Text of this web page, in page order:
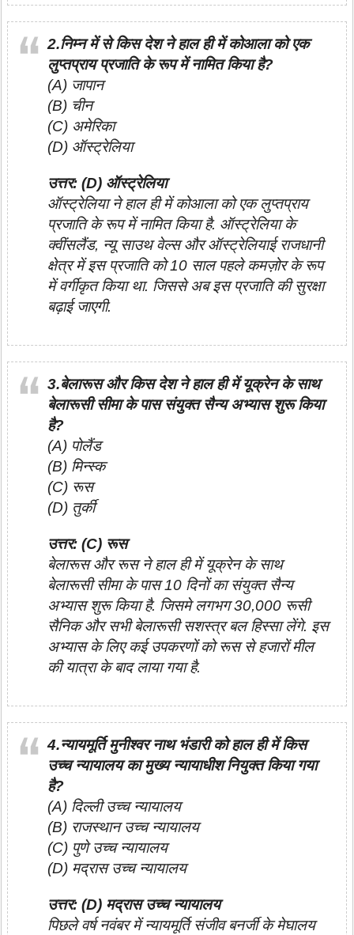
2.निम्न में से किस देश ने हाल ही में कोआला को एक
लुप्तप्राय प्रजाति के रूप में नामित किया है?
(A) जापान
(B) चीन
(C) अमेरिका
(D) ऑस्ट्रेलिया
उत्तर: (D) ऑस्ट्रेलिया
ऑस्ट्रेलिया ने हाल ही में कोआला को एक लुप्तप्राय
प्रजाति के रूप में नामित किया है. ऑस्ट्रेलिया के
क्वींसलैंड, न्यू साउथ वेल्स और ऑस्ट्रेलियाई राजधानी
क्षेत्र में इस प्रजाति को 10 साल पहले कमज़ोर के रूप
में वर्गीकृत किया था. जिससे अब इस प्रजाति की सुरक्षा
बढ़ाई जाएगी.
3.बेलारूस और किस देश ने हाल ही में यूक्रेन के साथ
बेलारूसी सीमा के पास संयुक्त सैन्य अभ्यास शुरू किया
है?
(A) पोलैंड
(B) मिन्स्क
(C) रूस
(D) तुर्की
उत्तर: (C) रूस
बेलारूस और रूस ने हाल ही में यूक्रेन के साथ
बेलारूसी सीमा के पास 10 दिनों का संयुक्त सैन्य
अभ्यास शुरू किया है. जिसमे लगभग 30,000 रूसी
सैनिक और सभी बेलारूसी सशस्त्र बल हिस्सा लेंगे. इस
अभ्यास के लिए कई उपकरणों को रूस से हजारों मील
की यात्रा के बाद लाया गया है.
4.न्यायमूर्ति मुनीश्वर नाथ भंडारी को हाल ही में किस
उच्च न्यायालय का मुख्य न्यायाधीश नियुक्त किया गया
है?
(A) दिल्ली उच्च न्यायालय
(B) राजस्थान उच्च न्यायालय
(C) पुणे उच्च न्यायालय
(D) मद्रास उच्च न्यायालय
उत्तर: (D) मद्रास उच्च न्यायालय
पिछले वर्ष नवंबर में न्यायमूर्ति संजीव बनर्जी के मेघालय